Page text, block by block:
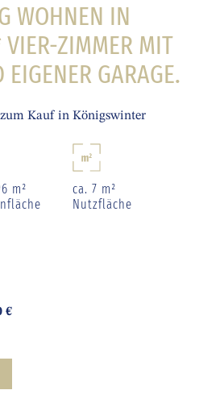
WOHNEN IN R
ZIMMER MIT B
GARAGE.
zum Kauf in Königswinter
m²
ca. 7 m²
Nutzfläche
€